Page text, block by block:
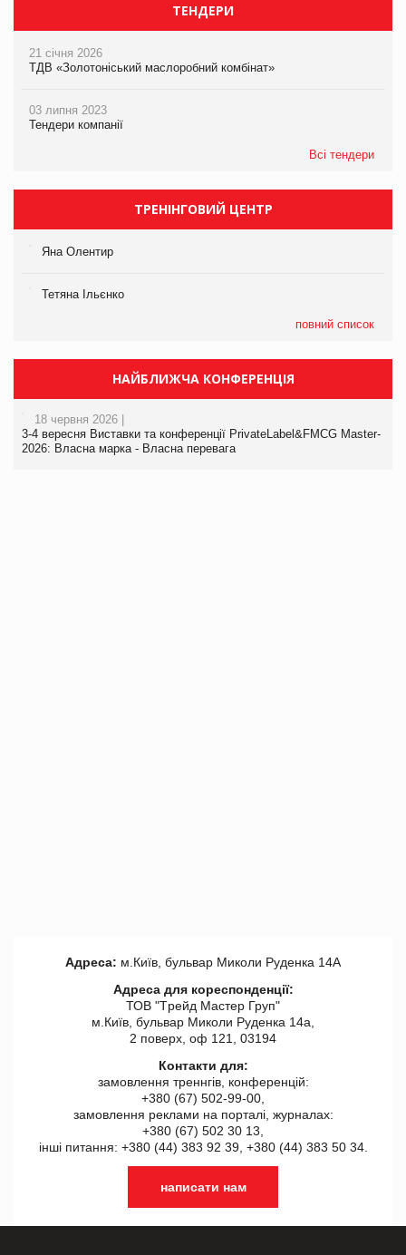
ТЕНДЕРИ
21 січня 2026
ТДВ «Золотоніський маслоробний комбінат»
03 липня 2023
Тендери компанії
Всі тендери
ТРЕНІНГОВИЙ ЦЕНТР
Яна Олентир
Тетяна Ільєнко
повний список
НАЙБЛИЖЧА КОНФЕРЕНЦІЯ
18 червня 2026 |
3-4 вересня Виставки та конференції PrivateLabel&FMCG Master-
2026: Власна марка - Власна перевага
Адреса: м.Київ, бульвар Миколи Руденка 14А
Адреса для кореспонденції:
ТОВ "Tрейд Мастер Груп"
м.Київ, бульвар Миколи Руденка 14а,
2 поверх, оф 121, 03194
Контакти для:
замовлення треннгів, конференцій:
+380 (67) 502-99-00,
замовлення реклами на порталі, журналах:
+380 (67) 502 30 13,
інші питання: +380 (44) 383 92 39, +380 (44) 383 50 34.
написати нам